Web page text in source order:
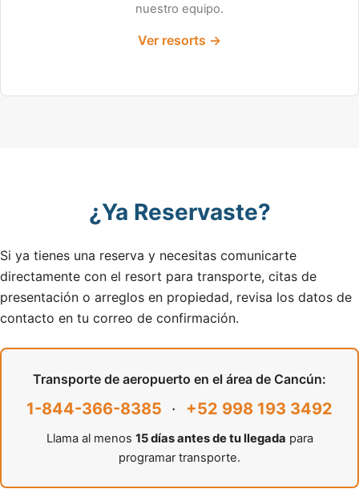
nuestro equipo.
Ver resorts →
¿Ya Reservaste?
Si ya tienes una reserva y necesitas comunicarte
directamente con el resort para transporte, citas de
presentación o arreglos en propiedad, revisa los datos de
contacto en tu correo de confirmación.
Transporte de aeropuerto en el área de Cancún:
1-844-366-8385 · +52 998 193 3492
Llama al menos 15 días antes de tu llegada para
programar transporte.